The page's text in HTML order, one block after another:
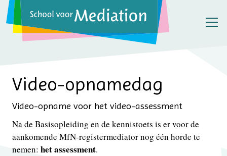
Video-opnamedag
Video-opname voor het video-assessment
Na de Basisopleiding en de kennistoets is er voor de
aankomende MfN-registermediator nog één horde te
nemen: het assessment.